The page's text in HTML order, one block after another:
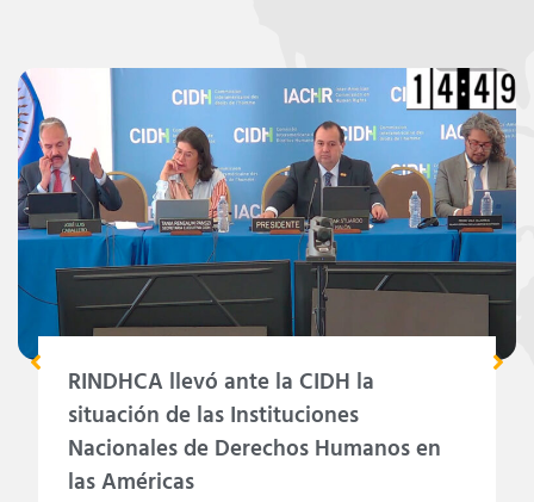
RINDHCA llevó ante la CIDH la
situación de las Instituciones
Nacionales de Derechos Humanos en
las Américas